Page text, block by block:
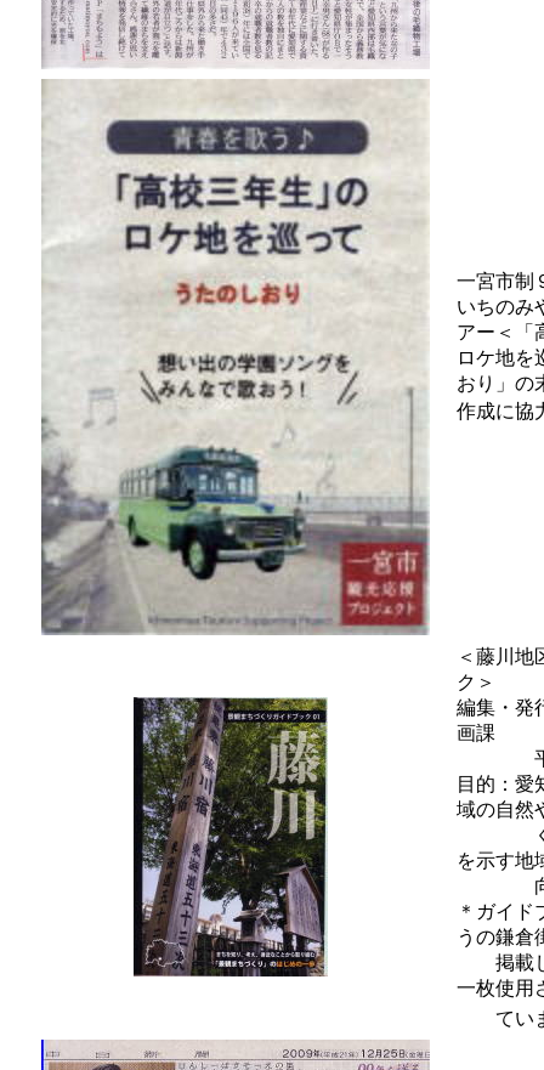
一宮市制
いちの
アー＜「
ロケ地を
おり」の
作成に協
＜藤川地
ク＞
編集・発
画課
平成
目的：愛
域の自然
くら
を示す地
向け
＊ガイド
うの鎌倉
掲載し
一枚使用
てい